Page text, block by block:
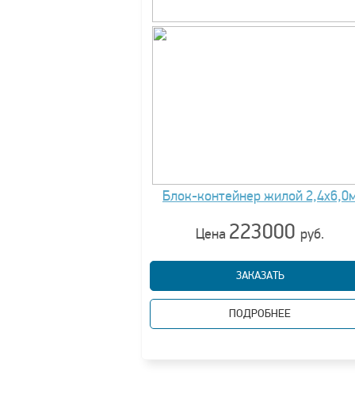
Блок-контейнер жилой
Цена 223000 руб.
ЗАКАЗАТЬ
ПОДРОБНЕЕ